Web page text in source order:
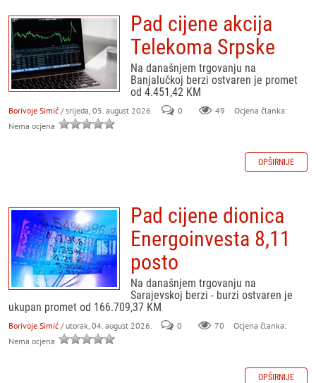
Pad cijene akcija
Telekoma Srpske
Na današnjem trgovanju na
Banjalučkoj berzi ostvaren je promet
od 4.451,42 KM
Borivoje Simić / srijeda, 05. august 2026. 0 49
Ocjena članka:
Nema ocjena
OPŠIRNIJE
Pad cijene dionica
Energoinvesta 8,11
posto
Na današnjem trgovanju na
Sarajevskoj berzi - burzi ostvaren je
ukupan promet od 166.709,37 KM
Borivoje Simić / utorak, 04. august 2026. 0 70
Ocjena članka:
Nema ocjena
OPŠIRNIJE